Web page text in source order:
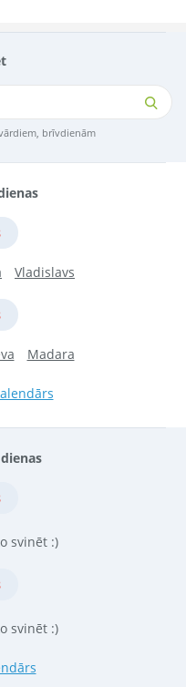
brīvdienām
Vladislavs
Madara
svinēt :)
svinēt :)